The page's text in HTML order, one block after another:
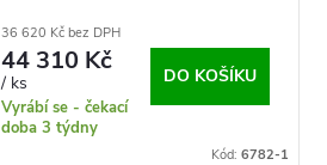
36 620 Kč bez DPH
44 310 Kč
/ ks
Vyrábí se - čekací
doba 3 týdny
DO KOŠÍKU
Kód:6782-1